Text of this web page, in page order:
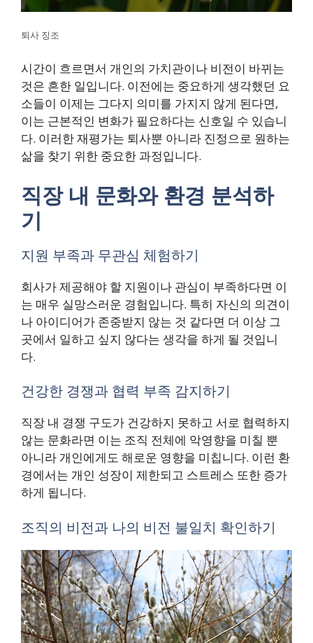
퇴사 징조
시간이 흐르면서 개인의 가치관이나 비전이 바뀌는
것은 흔한 일입니다. 이전에는 중요하게 생각했던 요
소들이 이제는 그다지 의미를 가지지 않게 된다면,
이는 근본적인 변화가 필요하다는 신호일 수 있습니
다. 이러한 재평가는 퇴사뿐 아니라 진정으로 원하는
삶을 찾기 위한 중요한 과정입니다.
직장 내 문화와 환경 분석하
기
지원 부족과 무관심 체험하기
회사가 제공해야 할 지원이나 관심이 부족하다면 이
는 매우 실망스러운 경험입니다. 특히 자신의 의견이
나 아이디어가 존중받지 않는 것 같다면 더 이상 그
곳에서 일하고 싶지 않다는 생각을 하게 될 것입니
다.
건강한 경쟁과 협력 부족 감지하기
직장 내 경쟁 구도가 건강하지 못하고 서로 협력하지
않는 문화라면 이는 조직 전체에 악영향을 미칠 뿐
아니라 개인에게도 해로운 영향을 미칩니다. 이런 환
경에서는 개인 성장이 제한되고 스트레스 또한 증가
하게 됩니다.
조직의 비전과 나의 비전 불일치 확인하기